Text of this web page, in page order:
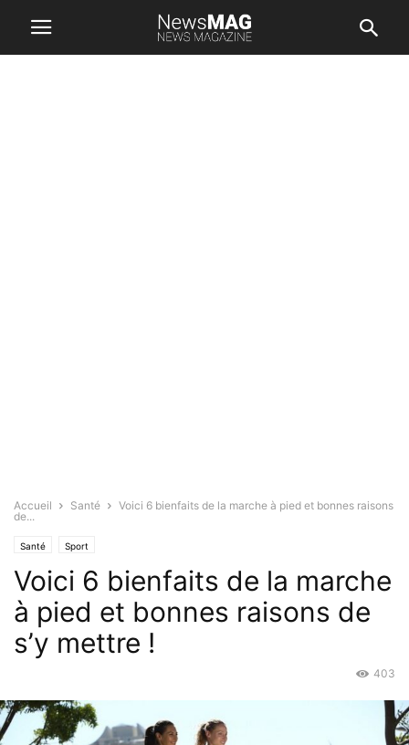
Accueil Santé
Voici 6 bienfaits de la marche à pied et bonnes raisons
de...
Santé Sport
Voici 6 bienfaits de la marche
à pied et bonnes raisons de
s’y mettre !
403